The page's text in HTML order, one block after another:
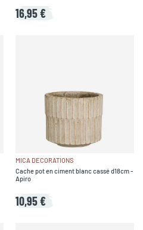
16,95 €
MICA DECORATIONS
Cache pot en ciment blanc cassé d18cm -
Apiro
10,95 €